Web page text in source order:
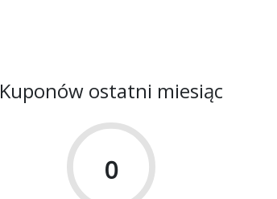
Kuponów ostatni miesiąc
0